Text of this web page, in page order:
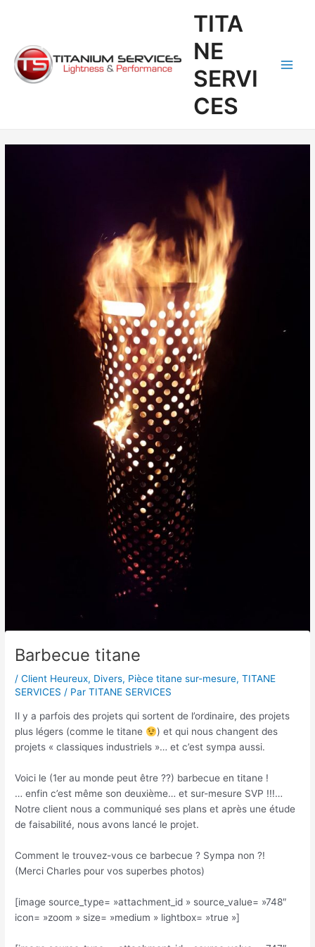
TITA
NE
SERVI
CES
Barbecue titane
/Client Heureux, Divers, Pièce titane sur-mesure,TITANE
SERVICES / ParTITANE SERVICES
Il y a parfois des projets qui sortent de l’ordinaire, des projets
plus légers (comme le titane
) et qui nous changent des
projets « classiques industriels »… et c’est sympa aussi.
Voici le (1er au monde peut être ??) barbecue en titane !
… enfin c’est même son deuxième… et sur-mesure SVP !!!…
Notre client nous a communiqué ses plans et après une étude
de faisabilité, nous avons lancé le projet.
Comment le trouvez-vous ce barbecue ? Sympa non ?!
(Merci Charles pour vos superbes photos)
[image source_type= »attachment_id » source_value= »748″
icon= »zoom » size= »medium » lightbox= »true »]